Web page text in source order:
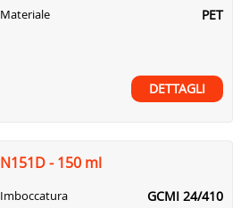
Materiale PET
DETTAGLI
N151D - 150 ml
Imboccatura GCMI 24/410